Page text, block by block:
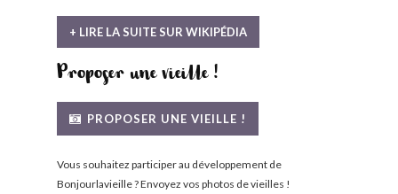
+ LIRE LA SUITE SUR WIKIPÉDIA
Proposer une vieille !
PROPOSER UNE VIEILLE !
Vous souhaitez participer au développement de
Bonjourlavieille ? Envoyez vos photos de vieilles !